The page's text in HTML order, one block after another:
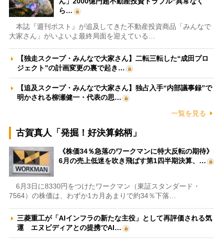
ら…
本誌『週刊ポスト』が追及してきた不動産投資商品「みんなで
大家さん」がいよいよ最終局面を迎えている…
【独走スクープ・みんなで大家さん】二転三転した“成田プロ
ジェクト”の計画変更の裏で起き…
【追及スクープ・みんなで大家さん】独占入手“内部議事録”で
明かされる柳瀬健一・代表の思…
一覧を見る
古賀真人「発掘！好決算銘柄」
《株価34％急落のワークマンに特大反転の期待》
6月の売上低迷を吹き飛ばす第1四半期決算、…
6月3日に8330円をつけたワークマン（東証スタンダード・
7564）の株価は、わずか1カ月あまりで約34％下落…
三菱重工が「AIインフラの新たな主役」として再評価される気
運 エヌビディアとの提携でAI…